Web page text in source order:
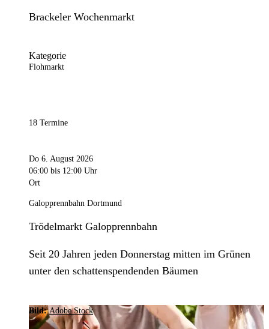
Brackeler Wochenmarkt
Kategorie
Flohmarkt
18 Termine
Do 6. August 2026
06:00 bis 12:00 Uhr
Ort
Galopprennbahn Dortmund
Trödelmarkt Galopprennbahn
Seit 20 Jahren jeden Donnerstag mitten im Grünen
unter den schattenspendenden Bäumen
Bild:Adobe Stock